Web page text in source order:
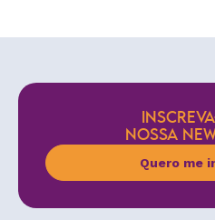
NOSSA
Quero me